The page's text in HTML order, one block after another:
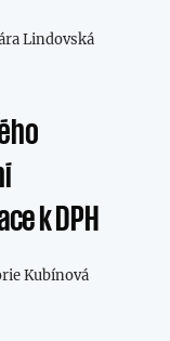
Lindovská
k DPH
Kubínová